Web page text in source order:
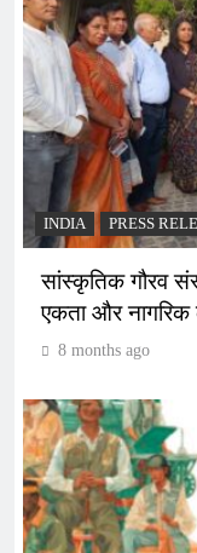
INDIA PRESS
सांस्कृतिक गौरव
एकता और नागरिक
8 months ago